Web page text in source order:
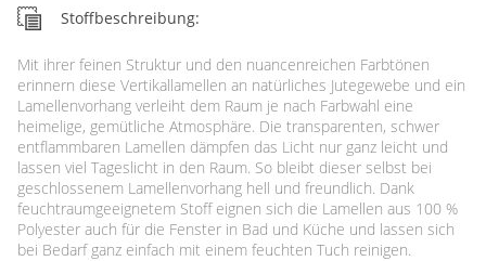
Stoffbeschreibung:
Mit ihrer feinen Struktur und den nuancenreichen Farbtönen
erinnern diese Vertikallamellen an natürliches Jutegewebe und ein
Lamellenvorhang verleiht dem Raum je nach Farbwahl eine
heimelige, gemütliche Atmosphäre. Die transparenten, schwer
entflammbaren Lamellen dämpfen das Licht nur ganz leicht und
lassen viel Tageslicht in den Raum. So bleibt dieser selbst bei
geschlossenem Lamellenvorhang hell und freundlich. Dank
feuchtraumgeeignetem Stoff eignen sich die Lamellen aus 100 %
Polyester auch für die Fenster in Bad und Küche und lassen sich
bei Bedarf ganz einfach mit einem feuchten Tuch reinigen.